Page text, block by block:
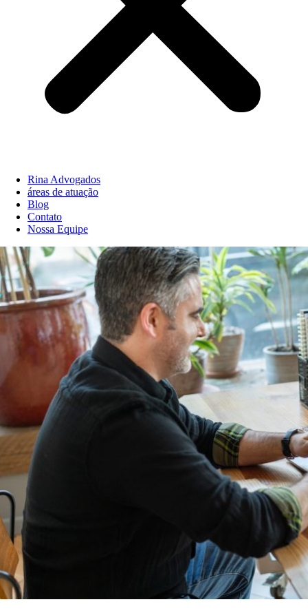
Rina Advogados
áreas de atuação
Blog
Contato
Nossa Equipe